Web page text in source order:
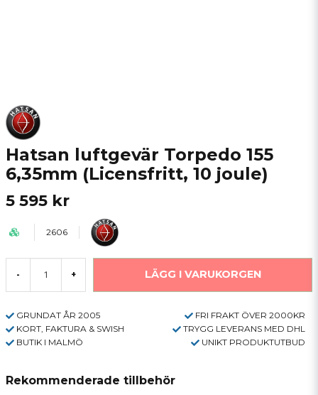
Hatsan luftgevär Torpedo 155
6,35mm (Licensfritt, 10 joule)
5 595 kr
2606
- + LÄGG I VARUKORGEN
GRUNDAT ÅR 2005
FRI FRAKT ÖVER 2000KR
KORT, FAKTURA & SWISH
TRYGG LEVERANS MED DHL
BUTIK I MALMÖ
UNIKT PRODUKTUTBUD
Rekommenderade tillbehör